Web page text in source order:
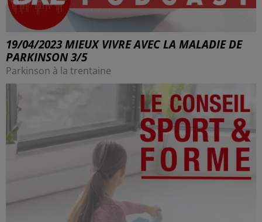
19/04/2023 MIEUX VIVRE AVEC LA MALADIE DE
PARKINSON 3/5
Parkinson à la trentaine